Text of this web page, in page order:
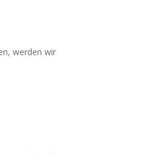
werden wir